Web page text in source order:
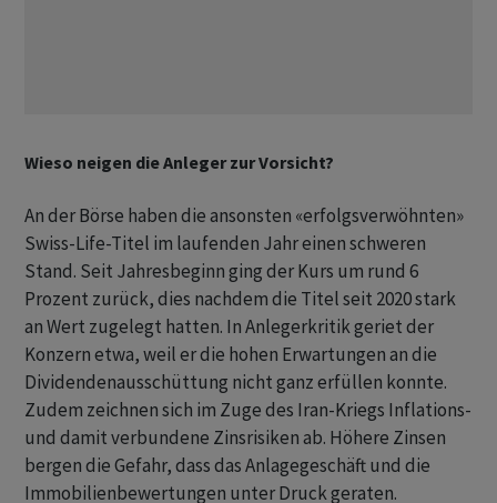
Wieso neigen die Anleger zur Vorsicht?
An der Börse haben die ansonsten «erfolgsverwöhnten»
Swiss-Life-Titel im laufenden Jahr einen schweren
Stand. Seit Jahresbeginn ging der Kurs um rund 6
Prozent zurück, dies nachdem die Titel seit 2020 stark
an Wert zugelegt hatten. In Anlegerkritik geriet der
Konzern etwa, weil er die hohen Erwartungen an die
Dividendenausschüttung nicht ganz erfüllen konnte.
Zudem zeichnen sich im Zuge des Iran-Kriegs Inflations-
und damit verbundene Zinsrisiken ab. Höhere Zinsen
bergen die Gefahr, dass das Anlagegeschäft und die
Immobilienbewertungen unter Druck geraten.